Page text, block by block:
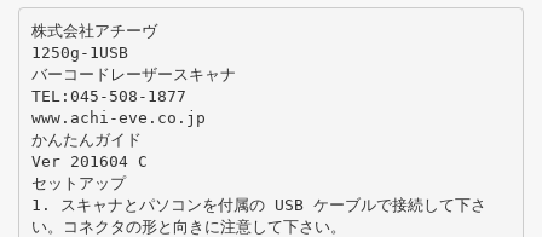
株式会社アチーヴ
1250g-1USB
バーコードレーザースキャナ
TEL:045-508-1877
www.achi-eve.co.jp
かんたんガイド
Ver 201604 C
セットアップ
1. スキャナとパソコンを付属の USB ケーブルで接続して下さ
い。コネクタの形と向きに注意して下さい。